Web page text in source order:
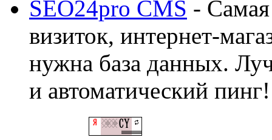
SEO24pro CMS -
визиток, интернет-
нужна база данных.
и автоматический пинг!